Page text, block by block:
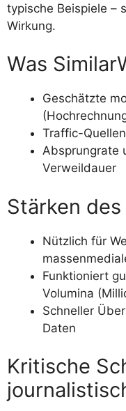
typische Beispiele –
Wirkung.
Was
Geschätzte
Traffic-
Absprungrate
Verweildauer
Stärken des
Nützlich für
Funktioniert
Volumina
Schneller
Daten
Kritische